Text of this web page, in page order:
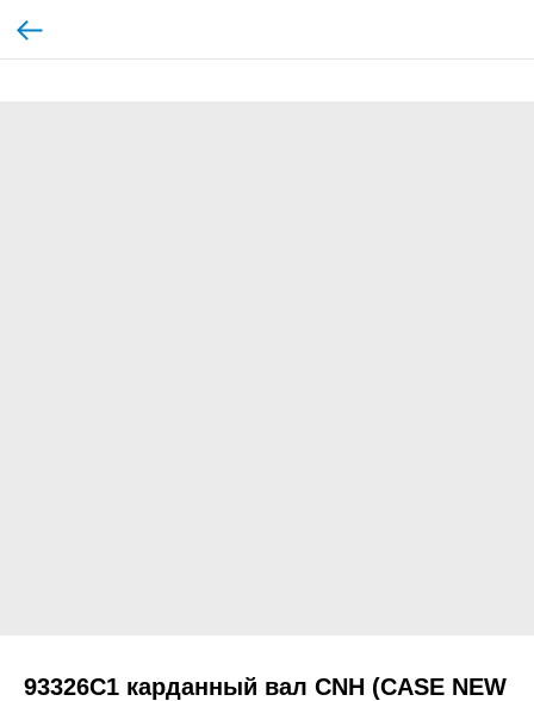
93326C1 карданный вал CNH (CASE NEW